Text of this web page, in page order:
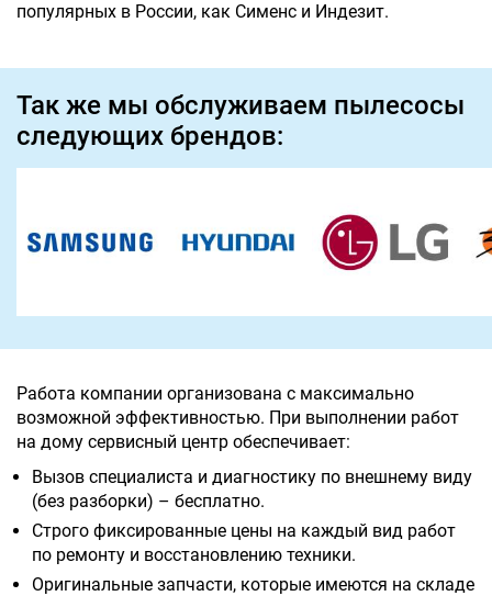
популярных в России, как Сименс и Индезит.
Так же мы обслуживаем пылесосы
следующих брендов:
Работа компании организована с максимально
возможной эффективностью. При выполнении работ
на дому сервисный центр обеспечивает:
Вызов специалиста и диагностику по внешнему виду
(без разборки) – бесплатно.
Строго фиксированные цены на каждый вид работ
по ремонту и восстановлению техники.
Оригинальные запчасти, которые имеются на складе